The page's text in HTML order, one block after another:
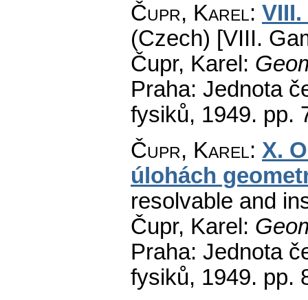
Čupr, Karel:
(Czech) [VIII.
Čupr, Karel:
Praha: Jednota
fysiků, 1949. pp.
Čupr, Karel: X.
úlohách
resolvable and
Čupr, Karel:
Praha: Jednota
fysiků, 1949. pp.